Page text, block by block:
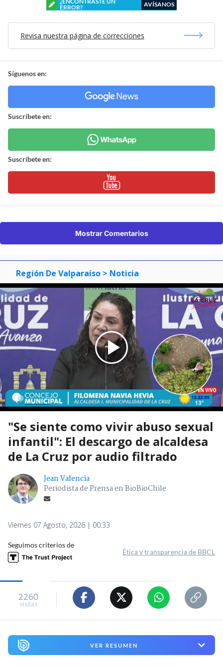
ERROR?
AVÍSANOS
Revisa nuestra página de correcciones
Síguenos en:
Suscríbete en:
Suscríbete en:
Mostrar Comentarios
Región De Valparaíso > Noticia
"Se siente como vivir abuso sexual
infantil": El descargo de alcaldesa
de La Cruz por audio filtrado
Jean Valencia
Periodista de Prensa en BioBioChile
Viernes 07 Agosto, 2026 | 00:33
Seguimos criterios de
Ética y transparencia de BBCL
2260
visitas
VER RESUMEN